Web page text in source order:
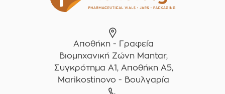
Αποθήκη - Γραφεία
Βιομηχανική Ζώνη Mantar,
Συγκρότημα A1, Αποθήκη Α5,
Marikostinovo - Βουλγαρία